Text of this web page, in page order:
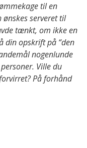
til en
serveret til
tænkt, om ikke en
din opskrift på “den
nogenlunde
Ville du
På forhånd